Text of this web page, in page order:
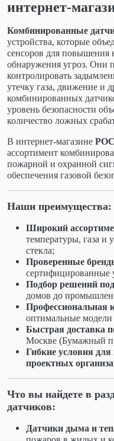
интернет-
Комбинированные
устройства, которые
сенсоров для повышения
обнаружения угроз. Они
контролировать
утечку газа, движение и
комбинированных
уровень безопасности
количество ложных
В интернет-магазине
ассортимент
пожарной и охранной
обеспечения газовой
Наши преимущества:
Широкий
температуры, газа и
стекла;
Проверенные
сертифицированные
Подбор решений
домов до
Профессиональная
оптимальные модели
Быстрая доставка
Москве (Бумажный
Гибкие условия
проектных
Что вы найдете в
датчиков:
Датчики дыма и